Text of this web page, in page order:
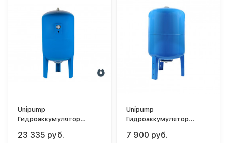
Unipump
Гидроаккумулятор
(мембрана EPDM и
23 335 руб.
Unipump
Гидроаккумулятор
(мембрана EPDM и
7 900 руб.